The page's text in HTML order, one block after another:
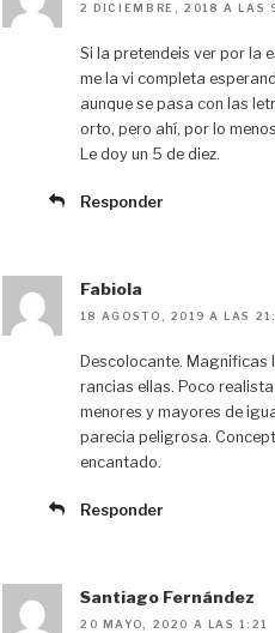
2 DICIEMBRE, 2018 A LAS
Si la pretendeis ver por la
me la vi completa
aunque se pasa con las
orto, pero ahí, por lo
Le doy un 5 de diez.
Responder
Fabiola
18 AGOSTO, 2019 A LAS
Descolocante. Magnificas
rancias ellas. Poco
menores y mayores de
parecia peligrosa.
encantado.
Responder
Santiago Fernández
20 MAYO, 2020 A LAS 1:21